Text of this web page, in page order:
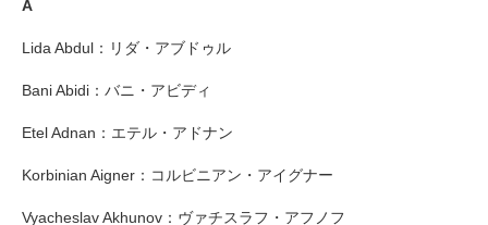
A
Lida Abdul：リダ・アブドゥル
Bani Abidi：バニ・アビディ
Etel Adnan：エテル・アドナン
Korbinian Aigner：コルビニアン・アイグナー
Vyacheslav Akhunov：ヴァチスラフ・アフノフ